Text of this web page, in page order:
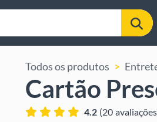
Todos os produtos
Cartão
4.2 (20 avaliações